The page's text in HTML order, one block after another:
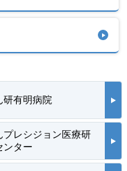
研有明病院
プレシジョン医療研
ンター